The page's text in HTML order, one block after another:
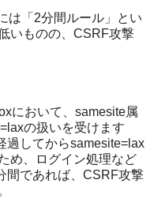
は「2分間ルール」とい
いものの、CSRF攻撃
において、samesite属
の扱いを受けます
過してからsamesite=lax
め、ログイン処理など
間であれば、CSRF攻撃